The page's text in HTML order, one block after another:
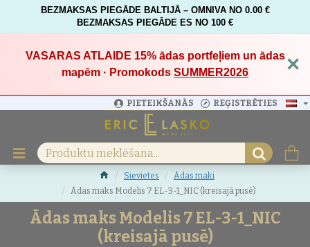
BEZMAKSAS PIEGĀDE BALTIJĀ – OMNIVA NO 0.00 €
BEZMAKSAS PIEGĀDE ES NO 100 €
VASARAS ATLAIDE 15%ādas portfeļiem un ādas
mapēm · Promokods SUMMER2026 ×
PIETEIKŠANĀS REĢISTRĒTIES
Sievietes
Ādas maki
Ādas maks Modelis 7 EL-3-1_NIC (kreisajā pusē)
Ādas maks Modelis 7 EL-3-1_NIC
(kreisajā pusē)